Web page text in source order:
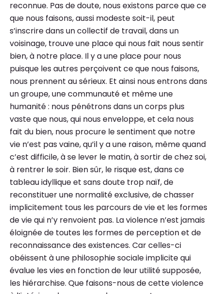
reconnue. Pas de doute, nous existons parce que ce
que nous faisons, aussi modeste soit-il, peut
s’inscrire dans un collectif de travail, dans un
voisinage, trouve une place qui nous fait nous sentir
bien, à notre place. Il y a une place pour nous
puisque les autres perçoivent ce que nous faisons,
nous prennent au sérieux. Et ainsi nous entrons dans
un groupe, une communauté et même une
humanité : nous pénétrons dans un corps plus
vaste que nous, qui nous enveloppe, et cela nous
fait du bien, nous procure le sentiment que notre
vie n’est pas vaine, qu’il y a une raison, même quand
c’est difficile, à se lever le matin, à sortir de chez soi,
à rentrer le soir. Bien sûr, le risque est, dans ce
tableau idyllique et sans doute trop naïf, de
reconstituer une normalité exclusive, de chasser
implicitement tous les parcours de vie et les formes
de vie qui n’y renvoient pas. La violence n’est jamais
éloignée de toutes les formes de perception et de
reconnaissance des existences. Car celles-ci
obéissent à une philosophie sociale implicite qui
évalue les vies en fonction de leur utilité supposée,
les hiérarchise. Que faisons-nous de cette violence